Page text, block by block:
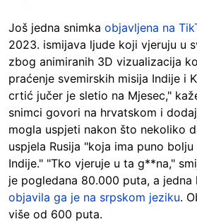
Još jedna snimka objavljena na
2023. ismijava ljude koji vjeruju u
zbog animiranih 3D vizualizacija
praćenje svemirskih misija Indije i
crtić jučer je sletio na Mjesec,"
snimci govori na hrvatskom i
mogla uspjeti nakon što nekoliko
uspjela Rusija "koja ima puno
Indije." "Tko vjeruje u ta g**na,"
je pogledana 80.000 puta, a jedna
objavila ga je na srpskom jeziku.
više od 600 puta.